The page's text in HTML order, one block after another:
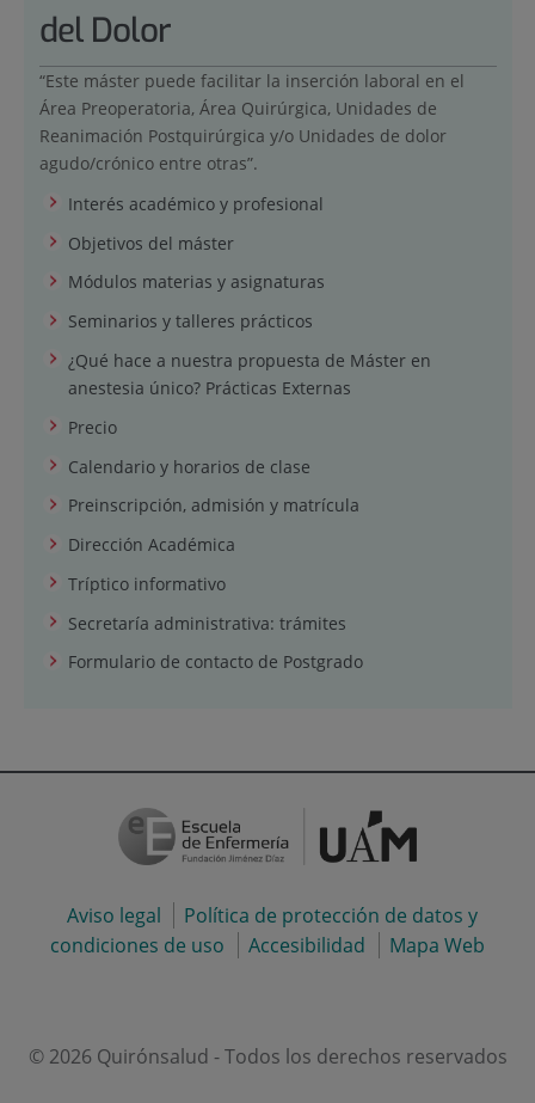
del Dolor
“Este máster puede facilitar la inserción laboral en el
Área Preoperatoria, Área Quirúrgica, Unidades de
Reanimación Postquirúrgica y/o Unidades de dolor
agudo/crónico entre otras”.
Interés académico y profesional
Objetivos del máster
Módulos materias y asignaturas
Seminarios y talleres prácticos
¿Qué hace a nuestra propuesta de Máster en
anestesia único? Prácticas Externas
Precio
Calendario y horarios de clase
Preinscripción, admisión y matrícula
Dirección Académica
Tríptico informativo
Secretaría administrativa: trámites
Formulario de contacto de Postgrado
Aviso legal
Política de protección de datos y
condiciones de uso
Accesibilidad Mapa Web
© 2026 Quirónsalud - Todos los derechos reservados